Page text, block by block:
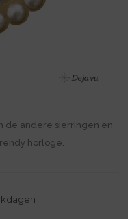
de andere sierringen en
horloge.